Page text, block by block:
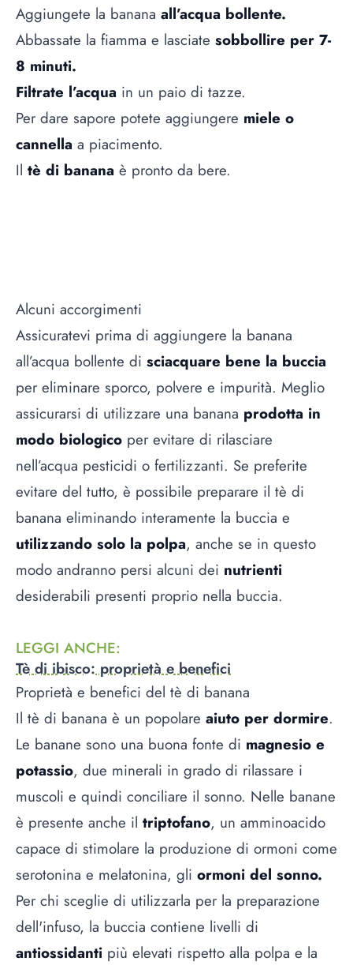
Aggiungete la banana all’acqua bollente.
Abbassate la fiamma e lasciate sobbollire per 7-
8 minuti.
Filtrate l’acqua in un paio di tazze.
Per dare sapore potete aggiungere miele o
cannella a piacimento.
Il tè di banana è pronto da bere.
Alcuni accorgimenti
Assicuratevi prima di aggiungere la banana
all’acqua bollente di sciacquare bene la buccia
per eliminare sporco, polvere e impurità. Meglio
assicurarsi di utilizzare una banana prodotta in
modo biologico per evitare di rilasciare
nell’acqua pesticidi o fertilizzanti. Se preferite
evitare del tutto, è possibile preparare il tè di
banana eliminando interamente la buccia e
utilizzando solo la polpa, anche se in questo
modo andranno persi alcuni dei nutrienti
desiderabili presenti proprio nella buccia.
LEGGI ANCHE:
Tè di ibisco: proprietà e benefici
Proprietà e benefici del tè di banana
Il tè di banana è un popolare aiuto per dormire.
Le banane sono una buona fonte di magnesio e
potassio, due minerali in grado di rilassare i
muscoli e quindi conciliare il sonno. Nelle banane
è presente anche il triptofano, un amminoacido
capace di stimolare la produzione di ormoni come
serotonina e melatonina, gli ormoni del sonno.
Per chi sceglie di utilizzarla per la preparazione
dell'infuso, la buccia contiene livelli di
antiossidanti più elevati rispetto alla polpa e la